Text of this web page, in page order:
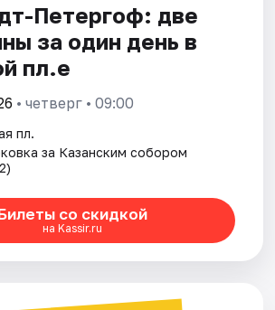
Петергоф: две
за один день в
пл.е
• четверг • 09:00
пл.
за Казанским собором
со скидкой
на Kassir.ru